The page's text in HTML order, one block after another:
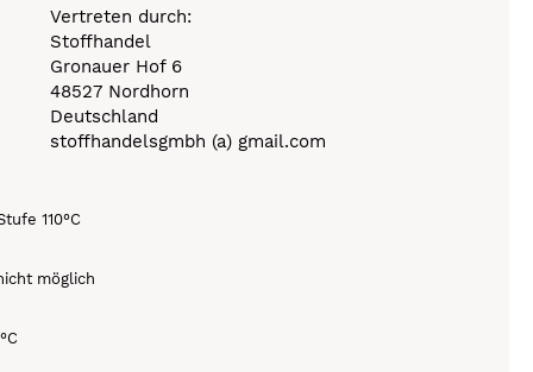
Vertreten durch:
Stoffhandel
Gronauer Hof 6
48527 Nordhorn
Deutschland
stoffhandelsgmbh (a) gmail.com
110°C
möglich